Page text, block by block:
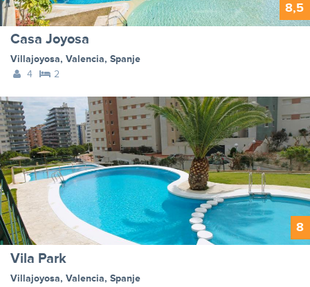
8,5
Casa Joyosa
Villajoyosa, Valencia, Spanje
4
2
8
Vila Park
Villajoyosa, Valencia, Spanje